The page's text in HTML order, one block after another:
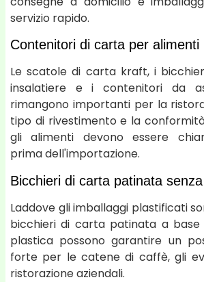
servizio rapido.
Contenitori di carta per alimenti
Le scatole di carta kraft, i
insalatiere e i contenitori da
rimangono importanti per la
tipo di rivestimento e la
gli alimenti devono essere
prima dell'importazione.
Bicchieri di carta patinata
Laddove gli imballaggi plastificati
bicchieri di carta patinata a base
plastica possono garantire un
forte per le catene di caffè, gli
ristorazione aziendali.